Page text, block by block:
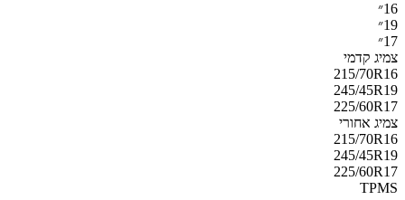
16״
19״
17״
צמיג קדמי
215/70R16
245/45R19
225/60R17
צמיג אחורי
215/70R16
245/45R19
225/60R17
TPMS